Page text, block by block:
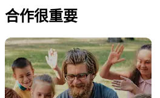
合作很重要